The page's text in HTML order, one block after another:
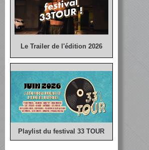
Le Trailer de l'édition 2026
Playlist du festival 33 TOUR